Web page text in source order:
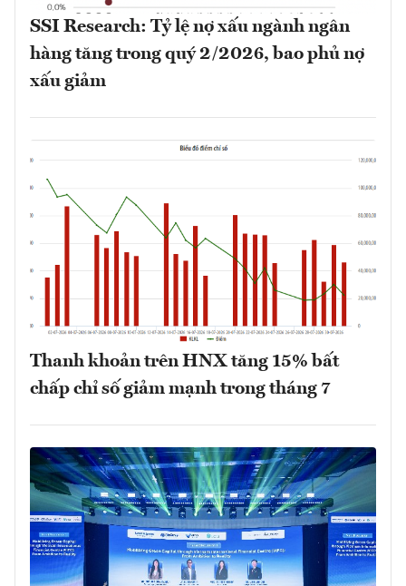
SSI Research: Tỷ lệ nợ xấu ngành ngân
hàng tăng trong quý 2/2026, bao phủ nợ
xấu giảm
Thanh khoản trên HNX tăng 15% bất
chấp chỉ số giảm mạnh trong tháng 7